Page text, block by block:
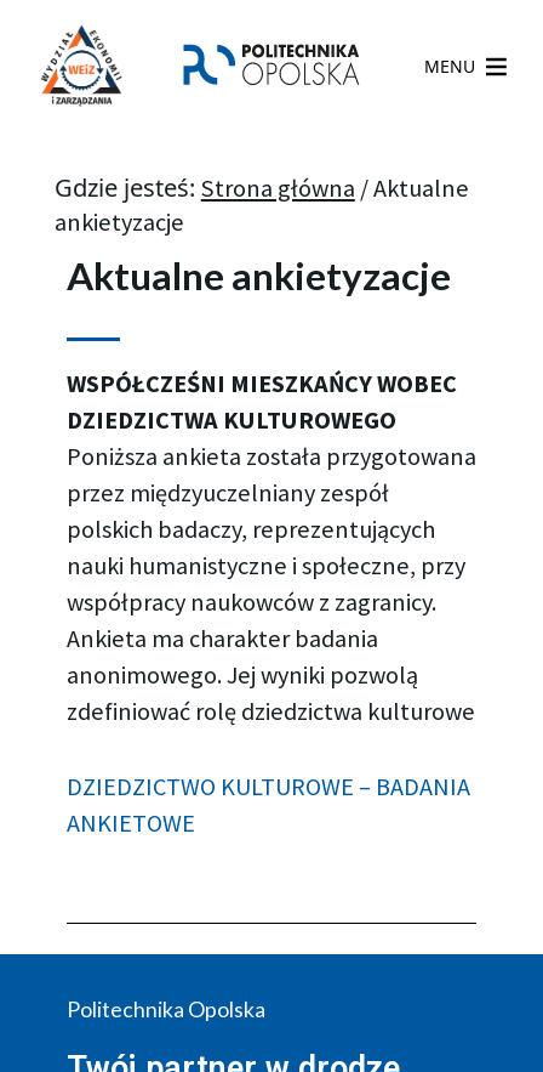
MENU
Gdzie jesteś: Strona główna /Aktualne
ankietyzacje
Aktualne ankietyzacje
WSPÓŁCZEŚNI MIESZKAŃCY WOBEC
DZIEDZICTWA KULTUROWEGO
Poniższa ankieta została przygotowana
przez międzyuczelniany zespół
polskich badaczy, reprezentujących
nauki humanistyczne i społeczne, przy
współpracy naukowców z zagranicy.
Ankieta ma charakter badania
anonimowego. Jej wyniki pozwolą
zdefiniować rolę dziedzictwa kulturowe
DZIEDZICTWO KULTUROWE – BADANIA
ANKIETOWE
Politechnika Opolska